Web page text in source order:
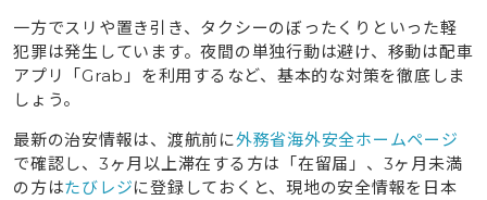
一方でスリや置き引き、タクシーのぼったくりといった軽
犯罪は発生しています。夜間の単独行動は避け、移動は配車
アプリ「Grab」を利用するなど、基本的な対策を徹底しま
しょう。
最新の治安情報は、渡航前に外務省海外安全ホームページ
で確認し、3ヶ月以上滞在する方は「在留届」、3ヶ月未満
の方はたびレジに登録しておくと、現地の安全情報を日本